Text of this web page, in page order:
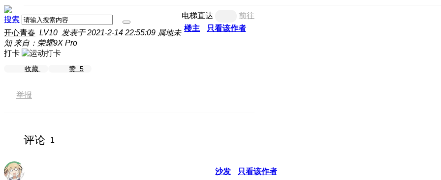
搜索 电梯直达
前往
楼主
只看该作者
开心青春 LV10 发表于 2021-2-14 22:55:09 属地未
知 来自：荣耀9X Pro
打卡
收藏 赞 5
举报
评论 1
沙发 只看该作者